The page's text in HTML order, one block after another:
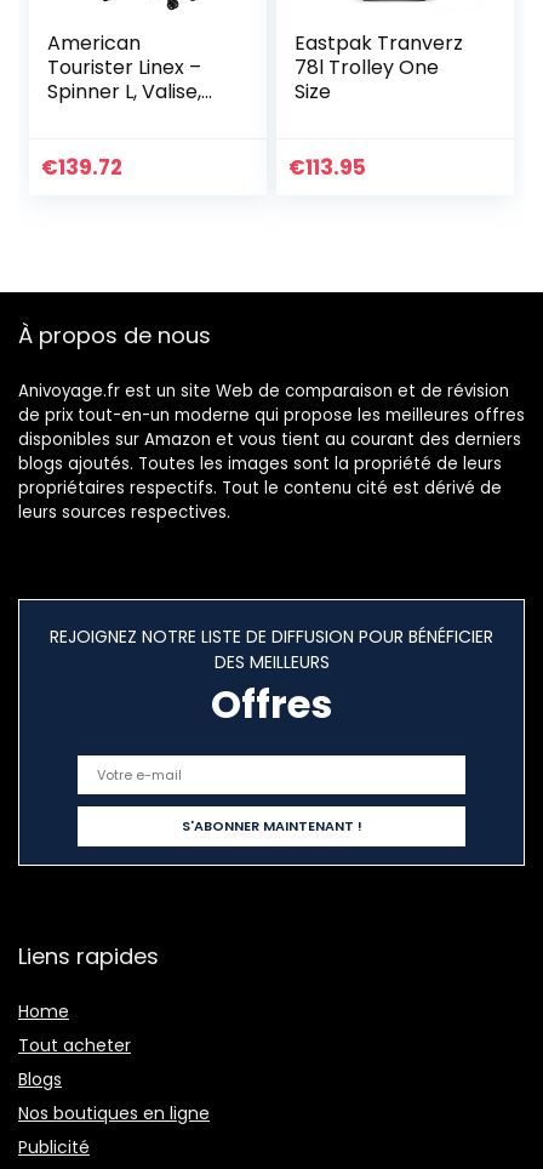
American
Tourister Linex –
Spinner L, Valise,
€139.72
Eastpak Tranverz
78l Trolley One
Size
€113.95
À propos de nous
Anivoyage.fr est un site Web de comparaison et de révision
de prix tout-en-un moderne qui propose les meilleures offres
disponibles sur Amazon et vous tient au courant des derniers
blogs ajoutés. Toutes les images sont la propriété de leurs
propriétaires respectifs. Tout le contenu cité est dérivé de
leurs sources respectives.
REJOIGNEZ NOTRE LISTE DE DIFFUSION POUR BÉNÉFICIER
DES MEILLEURS
Offres
Liens rapides
Home
Tout acheter
Blogs
Nos boutiques en ligne
Publicité